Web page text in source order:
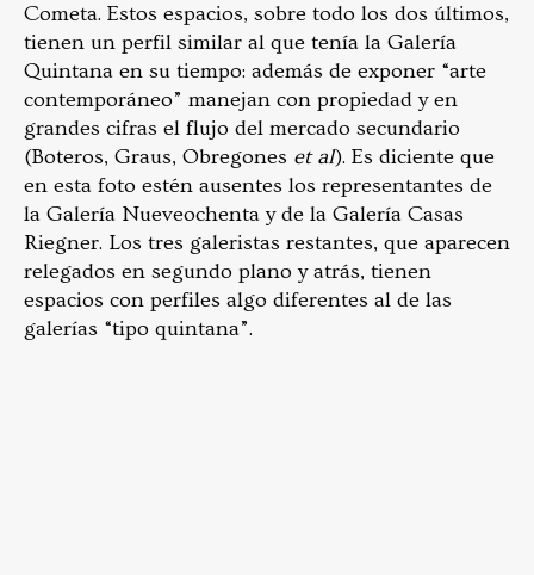
Cometa. Estos espacios, sobre todo los dos últimos,
tienen un perfil similar al que tenía la Galería
Quintana en su tiempo: además de exponer “arte
contemporáneo” manejan con propiedad y en
grandes cifras el flujo del mercado secundario
(Boteros, Graus, Obregones et al). Es diciente que
en esta foto estén ausentes los representantes de
la Galería Nueveochenta y de la Galería Casas
Riegner. Los tres galeristas restantes, que aparecen
relegados en segundo plano y atrás, tienen
espacios con perfiles algo diferentes al de las
galerías “tipo quintana”.